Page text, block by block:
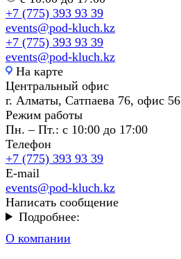
+7 (775) 393 93 39
events@pod-kluch.kz
+7 (775) 393 93 39
events@pod-kluch.kz
На карте
Центральный офис
г. Алматы, Сатпаева 76, офис 56
Режим работы
Пн. – Пт.: с 10:00 до 17:00
Телефон
+7 (775) 393 93 39
E-mail
events@pod-kluch.kz
Написать сообщение
Подробнее:
О компании